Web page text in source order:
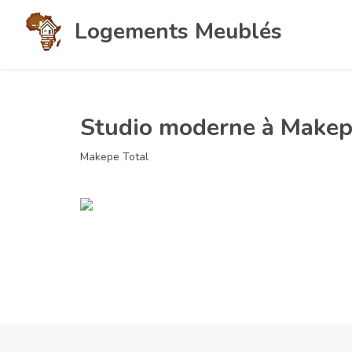
Logements Meublés
Studio moderne à
Makepe Total